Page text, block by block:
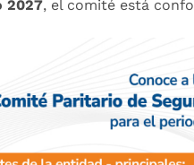
2027, el comité está